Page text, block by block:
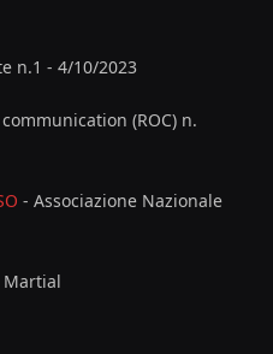
n.1 - 4/10/2023
(ROC) n.
- Associazione Nazionale
Martial